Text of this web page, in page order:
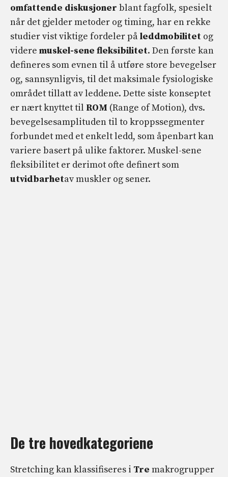
omfattende diskusjoner blant fagfolk, spesielt
når det gjelder metoder og timing, har en rekke
studier vist viktige fordeler påleddmobilitet og
videre muskel-sene fleksibilitet. Den første kan
defineres som evnen til å utføre store bevegelser
og, sannsynligvis, til det maksimale fysiologiske
området tillatt av leddene. Dette siste konseptet
er nært knyttet til ROM (Range of Motion), dvs.
bevegelsesamplituden til to kroppssegmenter
forbundet med et enkelt ledd, som åpenbart kan
variere basert på ulike faktorer. Muskel-sene
fleksibilitet er derimot ofte definert som
utvidbarhetav muskler og sener.
De tre hovedkategoriene
Stretching kan klassifiseres i Tre makrogrupper